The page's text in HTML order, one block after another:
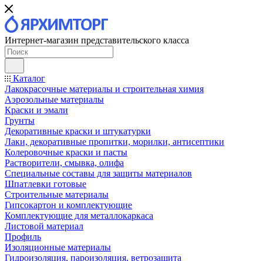
Интернет-магазин представительского класса
Каталог
Лакокрасочные материалы и строительная химия
Аэрозольные материалы
Краски и эмали
Грунты
Декоративные краски и штукатурки
Лаки, декоративные пропитки, морилки, антисептики
Колеровочные краски и пасты
Растворители, смывка, олифа
Специальные составы для защиты материалов
Шпатлевки готовые
Строительные материалы
Гипсокартон и комплектующие
Комплектующие для металлокаркаса
Листовой материал
Профиль
Изоляционные материалы
Гидроизоляция, пароизоляция, ветрозащита